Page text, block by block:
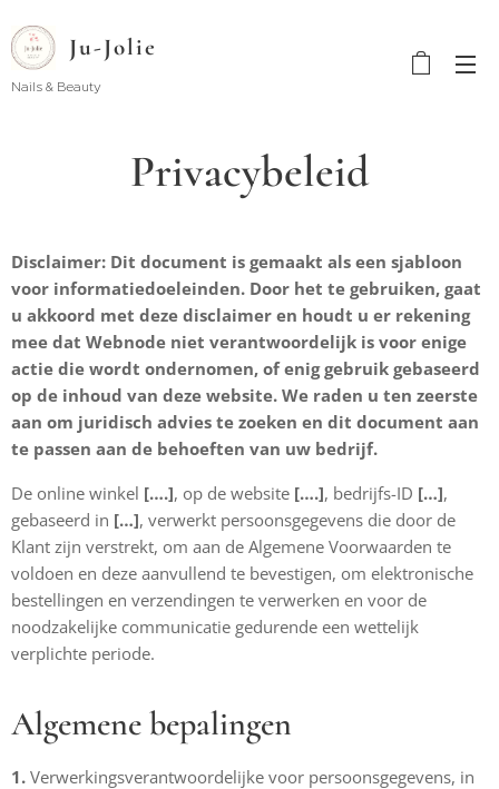
Ju-Jolie
Nails & Beauty
Privacybeleid
Disclaimer: Dit document is gemaakt als een sjabloon
voor informatiedoeleinden. Door het te gebruiken, gaat
u akkoord met deze disclaimer en houdt u er rekening
mee dat Webnode niet verantwoordelijk is voor enige
actie die wordt ondernomen, of enig gebruik gebaseerd
op de inhoud van deze website. We raden u ten zeerste
aan om juridisch advies te zoeken en dit document aan
te passen aan de behoeften van uw bedrijf.
De online winkel [….], op de website [….], bedrijfs-ID […],
gebaseerd in […], verwerkt persoonsgegevens die door de
Klant zijn verstrekt, om aan de Algemene Voorwaarden te
voldoen en deze aanvullend te bevestigen, om elektronische
bestellingen en verzendingen te verwerken en voor de
noodzakelijke communicatie gedurende een wettelijk
verplichte periode.
Algemene bepalingen
1. Verwerkingsverantwoordelijke voor persoonsgegevens, in